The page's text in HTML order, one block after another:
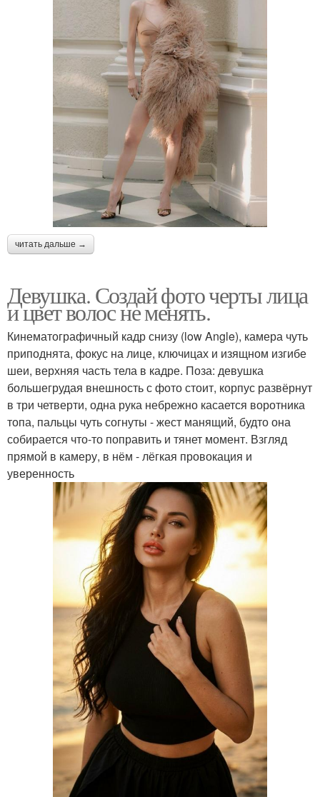
читать дальше →
Девушка. Создай фото черты лица
и цвет волос не менять.
Кинематографичный кадр снизу (low Angle), камера чуть
приподнята, фокус на лице, ключицах и изящном изгибе
шеи, верхняя часть тела в кадре. Поза: девушка
большегрудая внешность с фото стоит, корпус развёрнут
в три четверти, одна рука небрежно касается воротника
топа, пальцы чуть согнуты - жест манящий, будто она
собирается что-то поправить и тянет момент. Взгляд
прямой в камеру, в нём - лёгкая провокация и
уверенность